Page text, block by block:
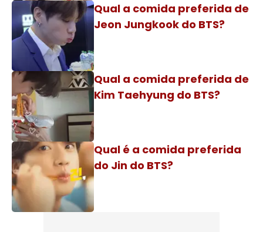
Qual a comida preferida de
Jeon Jungkook do BTS?
Qual a comida preferida de
Kim Taehyung do BTS?
Qual é a comida preferida
do Jin do BTS?